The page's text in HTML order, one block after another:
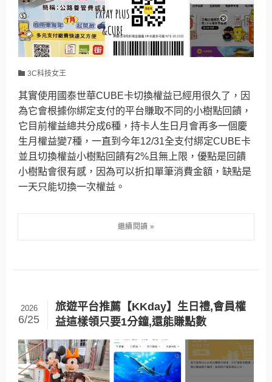
3C科技女王
其實使用國泰世華CUBE卡切換權益已經用很久了，因
為它會根據你綁定支付的平台賺取不同的小樹點回饋，
它目前權益總共分成6種，持卡人生日月會再多一個慶
生月權益變7種，一直到今年12/31全支付綁定CUBE卡
並且切換權益小樹點回饋有2%且無上限，優點是回饋
小樹點會很有感，因為可以折扣單筆消費金額，缺點是
一天只能切換一次權益。
旅遊平台推薦【KKday】生日禮,會員權
益這樣領只要1分鐘,還能賺點數
2026
6/25